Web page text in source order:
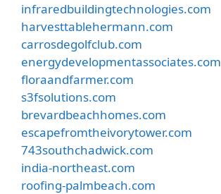
infraredbuildingtechnologies.com
harvesttablehermann.com
carrosdegolfclub.com
energydevelopmentassociates.com
floraandfarmer.com
s3fsolutions.com
brevardbeachhomes.com
escapefromtheivorytower.com
743southchadwick.com
india-northeast.com
roofing-palmbeach.com